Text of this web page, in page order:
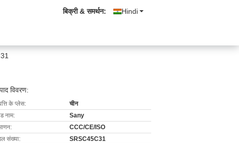
Hindi
बिक्री & समर्थन:
विवरण:
के प्लेस:
चीन
नाम:
Sany
CCC/CE/ISO
संख्या:
SRSC45C31